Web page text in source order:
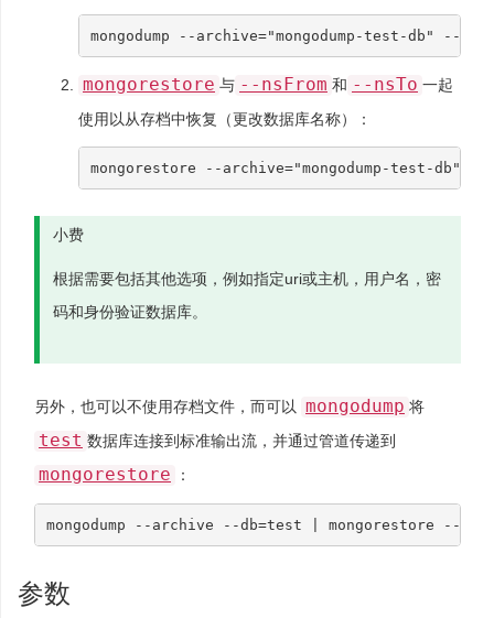
mongodump --archive="mongodump-test-db" --db
mongorestore 与 --nsFrom 和 --nsTo 一起
使用以从存档中恢复（更改数据库名称）：
mongorestore --archive="mongodump-test-db"
小费
根据需要包括其他选项，例如指定uri或主机，用户名，密
码和身份验证数据库。
另外，也可以不使用存档文件，而可以 mongodump 将
test 数据库连接到标准输出流，并通过管道传递到
mongorestore ：
mongodump --archive --db=test mongorestore --
参数